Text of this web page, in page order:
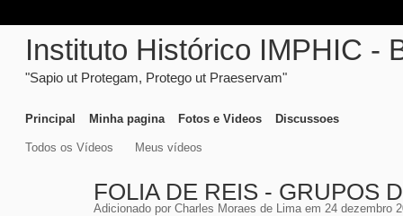
Instituto Histórico IMPHIC -
"Sapio ut Protegam, Protego ut Praeservam"
Principal Minha pagina Fotos e Videos Discussoes
Todos os Vídeos Meus vídeos
FOLIA DE REIS - GRUPOS
Adicionado por Charles Moraes de Limaem 24 dezembro